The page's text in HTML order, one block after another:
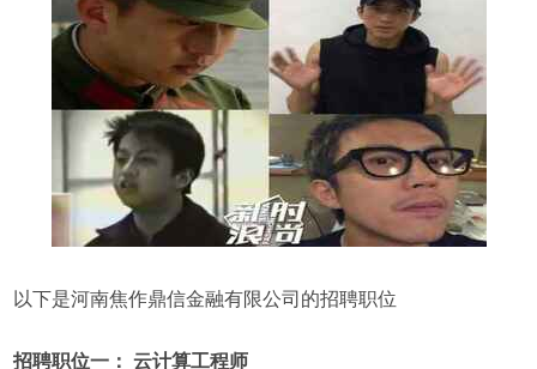
以下是河南焦作鼎信金融有限公司的招聘职位
招聘职位一： 云计算工程师